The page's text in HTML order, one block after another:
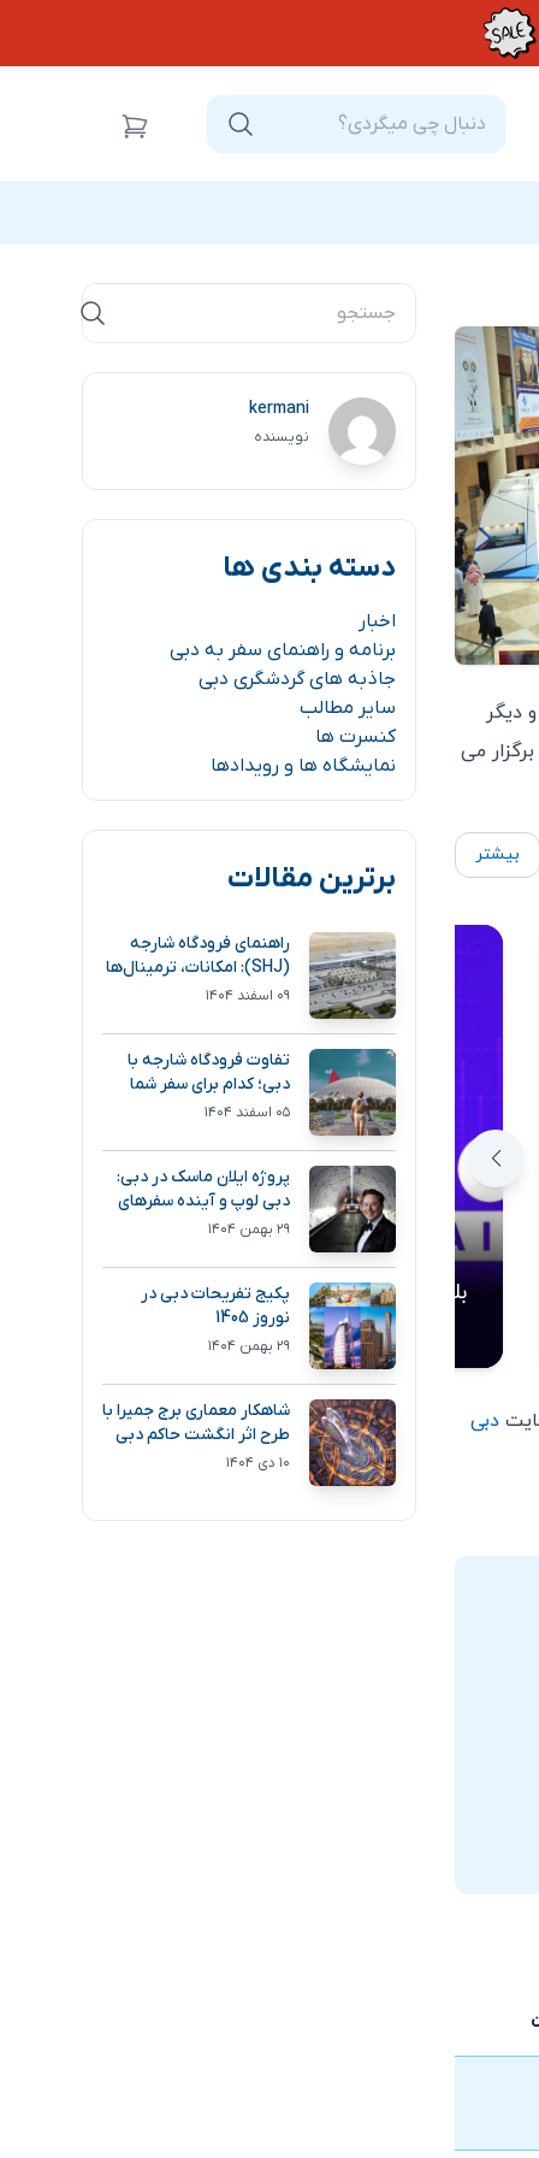
دیگر
برگزار می
بیشتر
بلیط نمایشگاه فارکس دبی
Wild Wadi Waterpark Jumeirah
دبی
kermani
نویسنده
دسته بندی ها
اخبار
برنامه و راهنمای سفر به دبی
جاذبه های گردشگری دبی
سایر مطالب
کنسرت ها
نمایشگاه ها و رویدادها
برترین مقالات
راهنمای فرودگاه شارجه
(SHJ): امکانات، ترمینال‌ها
و مسیر دسترسی
۰۹ اسفند ۱۴۰۴
تفاوت فرودگاه شارجه با
دبی؛ کدام برای سفر شما
انتخاب بهتری است؟
۰۵ اسفند ۱۴۰۴
پروژه ایلان ماسک در دبی:
دبی لوپ و آینده سفرهای
فوق سریع
۲۹ بهمن ۱۴۰۴
پکیج تفریحات دبی در
نوروز 1405
۲۹ بهمن ۱۴۰۴
شاهکار معماری برج جمیرا با
طرح اثر انگشت حاکم دبی
۱۰ دی ۱۴۰۴